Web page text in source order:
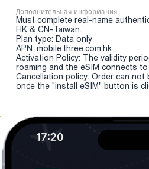
Дополнительная информация
Must complete real-name
HK & CN-Taiwan.
Plan type: Data only
APN: mobile.three.com.hk
Activation Policy: The validity
roaming and the eSIM connects
Cancellation policy: Order can not
once the "install eSIM" button is